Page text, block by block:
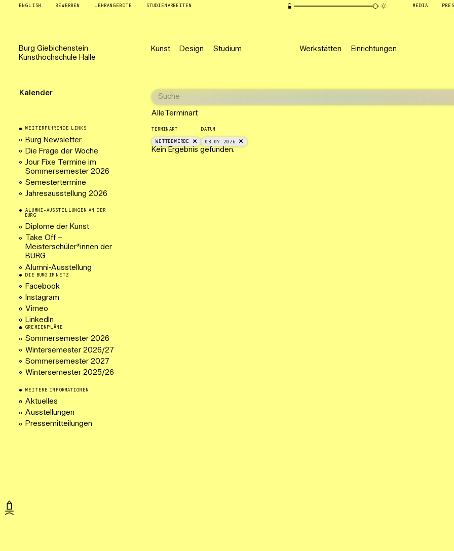
ENGLISH BEWERBEN LEHRANGEBOTE STUDIENARBEITEN MEDIA
Burg Giebichenstein
Kunsthochschule Halle
Kunst Design Studium Werkstätten Einrichtungen
Alle Terminart
TERMINART
WETTBEWERBE
DATUM
08.07.2026
Kein Ergebnis gefunden.
Kalender
WEITERFÜHRENDE LINKS
Burg Newsletter
Die Frage der Woche
Jour Fixe Termine im
Sommersemester 2026
Semestertermine
Jahresausstellung 2026
ALUMNI-AUSSTELLUNGEN AN DER
BURG
Diplome der Kunst
Take Off –
Meisterschüler*innen der
BURG
Alumni-Ausstellung
DIE BURG IM NETZ
Facebook
Instagram
Vimeo
LinkedIn
GREMIENPLÄNE
Sommersemester 2026
Wintersemester 2026/27
Sommersemester 2027
Wintersemester 2025/26
WEITERE INFORMATIONEN
Aktuelles
Ausstellungen
Pressemitteilungen